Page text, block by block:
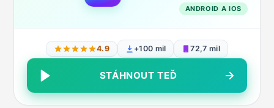
ANDROID A IOS
4.9 +100 mil 72,7 mil
STÁHNOUT TEĎ